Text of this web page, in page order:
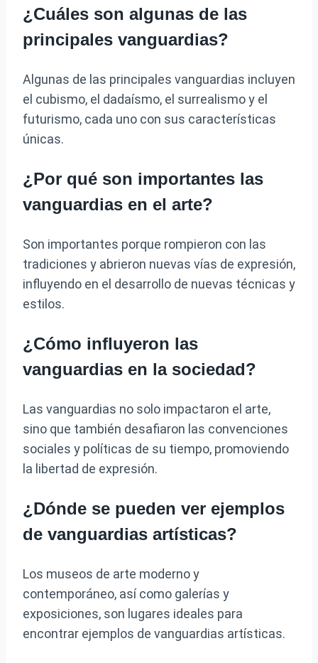
¿Cuáles son algunas de las
principales vanguardias?
Algunas de las principales vanguardias incluyen
el cubismo, el dadaísmo, el surrealismo y el
futurismo, cada uno con sus características
únicas.
¿Por qué son importantes las
vanguardias en el arte?
Son importantes porque rompieron con las
tradiciones y abrieron nuevas vías de expresión,
influyendo en el desarrollo de nuevas técnicas y
estilos.
¿Cómo influyeron las
vanguardias en la sociedad?
Las vanguardias no solo impactaron el arte,
sino que también desafiaron las convenciones
sociales y políticas de su tiempo, promoviendo
la libertad de expresión.
¿Dónde se pueden ver ejemplos
de vanguardias artísticas?
Los museos de arte moderno y
contemporáneo, así como galerías y
exposiciones, son lugares ideales para
encontrar ejemplos de vanguardias artísticas.